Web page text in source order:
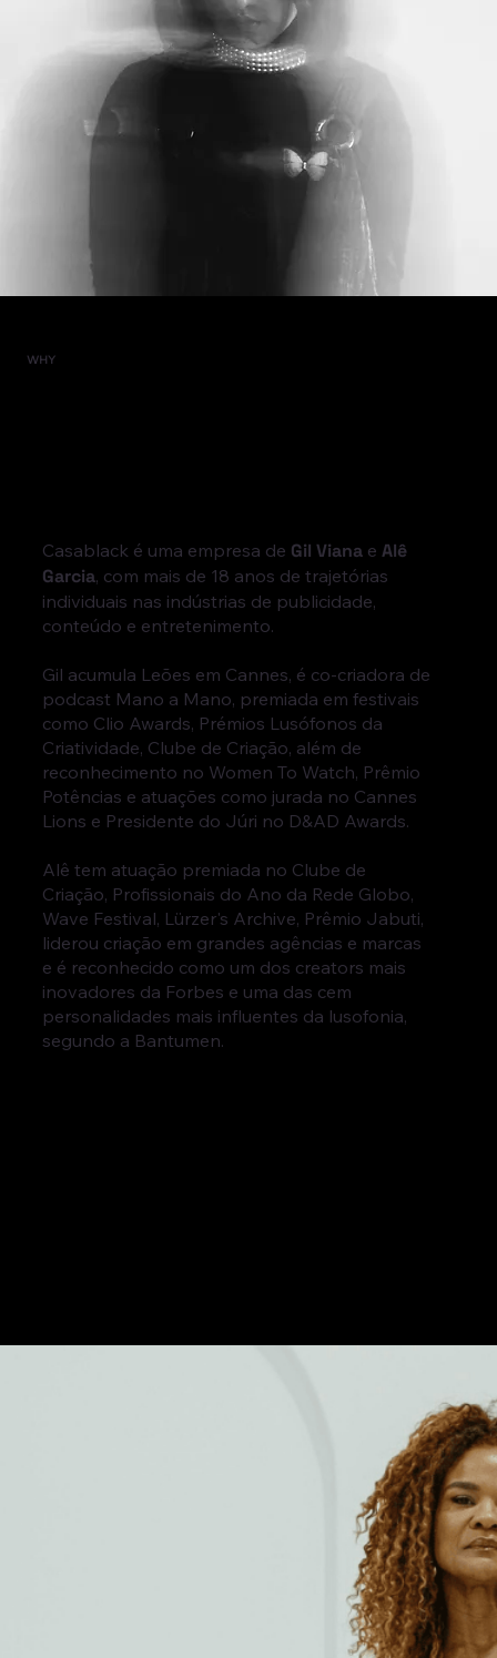
Casablack é uma empresa de Gil Viana eAlê
Garcia, com mais de 18 anos de trajetórias
individuais nas indústrias de publicidade,
conteúdo e entretenimento.
Gil acumula Leões em Cannes, é co-criadora de
podcast Mano a Mano, premiada em festivais
como Clio Awards, Prémios Lusófonos da
Criatividade, Clube de Criação, além de
reconhecimento no Women To Watch, Prêmio
Potências e atuações como jurada no Cannes
Lions e Presidente do Júri no D&AD Awards.
Alê tem atuação premiada no Clube de
Criação, Profissionais do Ano da Rede Globo,
Wave Festival, Lürzer's Archive, Prêmio Jabuti,
liderou criação em grandes agências e marcas
e é reconhecido como um dos creators mais
inovadores da Forbes e uma das cem
personalidades mais influentes da lusofonia,
segundo a Bantumen.
WHY